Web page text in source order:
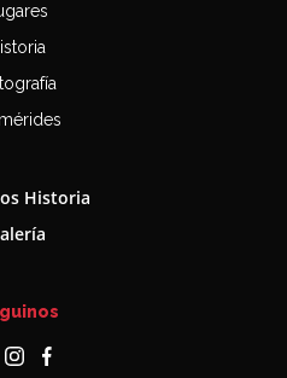
Historia